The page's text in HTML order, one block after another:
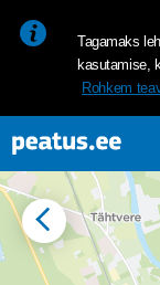
Tagamaks
kasutamise,
Rohkem